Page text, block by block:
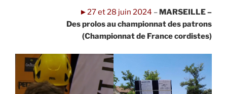
►27 et 28 juin 2024 – MARSEILLE –
Des prolos au championnat des patrons
(Championnat de France cordistes)